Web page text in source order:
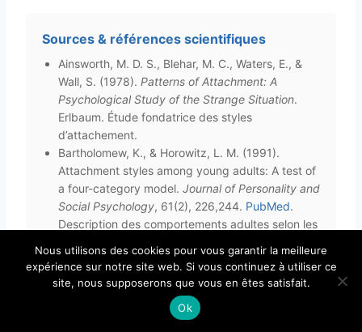
Sources & références scientifiques
Ainsworth, M. D. S., Blehar, M. C., Waters, E., &
Wall, S. (1978). Patterns of Attachment: A
Psychological Study of the Strange Situation.
Erlbaum. Étude fondatrice des styles
d’attachement.
Bartholomew, K., & Horowitz, L. M. (1991).
Attachment styles among young adults: A test of
a four-category model. Journal of Personality and
Social Psychology, 61(2), 226,244. PubMed.
Description des comportements adultes selon les
Mikulincer, M., & Shaver, P. R. (2016).
Attachment
in Adulthood: Structure, Dynamics, and Change
(2nd ed.). Guilford Press. Référence sur les
comportements adultes en attachement évitant.
Nous utilisons des cookies pour vous garantir la meilleure
expérience sur notre site web. Si vous continuez à utiliser ce
site, nous supposerons que vous en êtes satisfait.
Ok